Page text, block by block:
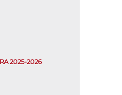
2025-2026